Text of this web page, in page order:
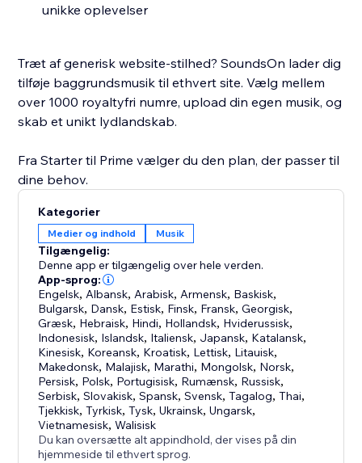
unikke oplevelser
Træt af generisk website-stilhed? SoundsOn lader dig
tilføje baggrundsmusik til ethvert site. Vælg mellem
over 1000 royaltyfri numre, upload din egen musik, og
skab et unikt lydlandskab.
Fra Starter til Prime vælger du den plan, der passer til
dine behov.
Kategorier
Medier og indhold Musik
Tilgængelig:
Denne app er tilgængelig over hele verden.
App-sprog:
Engelsk, Albansk, Arabisk, Armensk, Baskisk,
Bulgarsk, Dansk, Estisk, Finsk, Fransk,Georgisk,
Græsk, Hebraisk, Hindi, Hollandsk, Hviderussisk,
Indonesisk, Islandsk, Italiensk, Japansk, Katalansk,
Kinesisk, Koreansk, Kroatisk, Lettisk, Litauisk,
Makedonsk, Malajisk, Marathi, Mongolsk, Norsk,
Persisk, Polsk, Portugisisk, Rumænsk, Russisk,
Serbisk,Slovakisk,Spansk,Svensk,Tagalog,Thai,
Tjekkisk,Tyrkisk,Tysk,Ukrainsk,Ungarsk,
Vietnamesisk,Walisisk
Du kan oversætte alt appindhold, der vises på din
hjemmeside til ethvert sprog.